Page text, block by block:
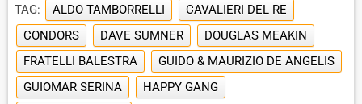
TAG: ALDO TAMBORRELLI
CAVALIERI DEL RE
CONDORS
DAVE SUMNER
DOUGLAS MEAKIN
FRATELLI BALESTRA
GUIDO & MAURIZIO DE ANGELIS
GUIOMAR SERINA
HAPPY GANG